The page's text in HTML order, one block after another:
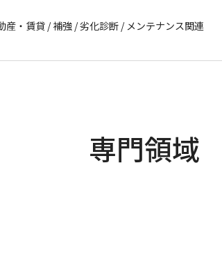
・賃貸 / 補強 / 劣化診断 / メンテナンス関連
専門領域